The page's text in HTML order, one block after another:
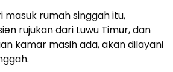
rumah singgah itu,
rujukan dari Luwu Timur, dan
kamar masih ada, akan dilayani